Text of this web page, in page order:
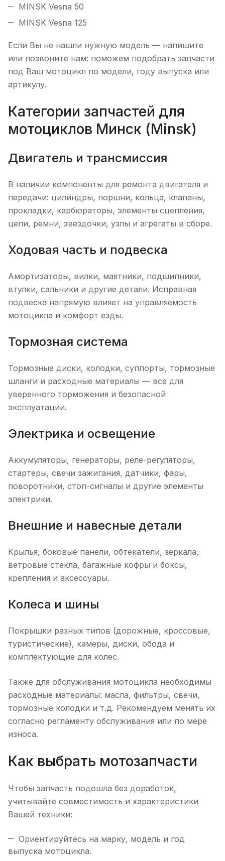
MINSK Vesna 50
MINSK Vesna 125
Если Вы не нашли нужную модель — напишите
или позвоните нам: поможем подобрать запчасти
под Ваш мотоцикл по модели, году выпуска или
артикулу.
Категории запчастей для
мотоциклов Минск (Minsk)
Двигатель и трансмиссия
В наличии компоненты для ремонта двигателя и
передачи: цилиндры, поршни, кольца, клапаны,
прокладки, карбюраторы, элементы сцепления,
цепи, ремни, звездочки, узлы и агрегаты в сборе.
Ходовая часть и подвеска
Амортизаторы, вилки, маятники, подшипники,
втулки, сальники и другие детали. Исправная
подвеска напрямую влияет на управляемость
мотоцикла и комфорт езды.
Тормозная система
Тормозные диски, колодки, суппорты, тормозные
шланги и расходные материалы — все для
уверенного торможения и безопасной
эксплуатации.
Электрика и освещение
Аккумуляторы, генераторы, реле-регуляторы,
стартеры, свечи зажигания, датчики, фары,
поворотники, стоп-сигналы и другие элементы
электрики.
Внешние и навесные детали
Крылья, боковые панели, обтекатели, зеркала,
ветровые стекла, багажные кофры и боксы,
крепления и аксессуары.
Колеса и шины
Покрышки разных типов (дорожные, кроссовые,
туристические), камеры, диски, обода и
комплектующие для колес.
Также для обслуживания мотоцикла необходимы
расходные материалы: масла, фильтры, свечи,
тормозные колодки и т.д. Рекомендуем менять их
согласно регламенту обслуживания или по мере
износа.
Как выбрать мотозапчасти
Чтобы запчасть подошла без доработок,
учитывайте совместимость и характеристики
Вашей техники:
Ориентируйтесь на марку, модель и год
выпуска мотоцикла.